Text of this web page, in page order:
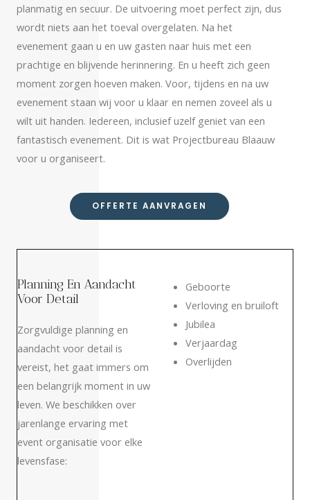
planmatig en secuur. De uitvoering moet perfect zijn, dus
wordt niets aan het toeval overgelaten. Na het
evenement gaan u en uw gasten naar huis met een
prachtige en blijvende herinnering. En u heeft zich geen
moment zorgen hoeven maken. Voor, tijdens en na uw
evenement staan wij voor u klaar en nemen zoveel als u
wilt uit handen. Iedereen, inclusief uzelf geniet van een
fantastisch evenement. Dit is wat Projectbureau Blaauw
voor u organiseert.
OFFERTE AANVRAGEN
Planning En Aandacht
Voor Detail
Zorgvuldige planning en
aandacht voor detail is
vereist, het gaat immers om
een belangrijk moment in uw
leven. We beschikken over
jarenlange ervaring met
event organisatie voor elke
levensfase:
Geboorte
Verloving en bruiloft
Jubilea
Verjaardag
Overlijden